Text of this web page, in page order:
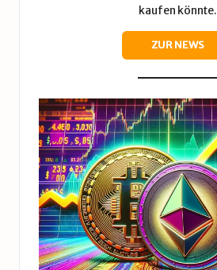
kaufen könnte.
ZUR NEWS